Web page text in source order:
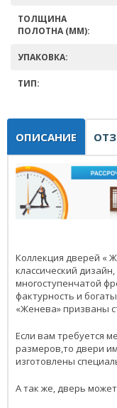
ТОЛЩИНА
ПОЛОТНА (ММ):
УПАКОВКА:
ТИП:
ОПИСАНИЕ
Коллекция дверей «
классический
многоступенчатой
фактурность и
«Женева» призваны
Если вам требуется
размеров,то двери
изготовлены
А так же, дверь